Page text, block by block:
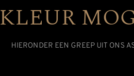
KLEUR
HIERONDER EEN GREEP UIT ONS